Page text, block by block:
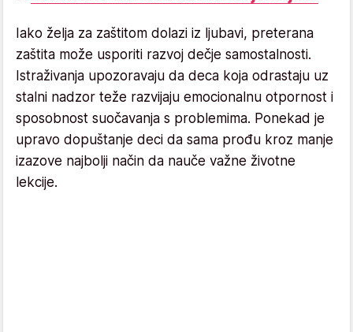
Iako želja za zaštitom dolazi iz ljubavi, preterana
zaštita može usporiti razvoj dečje samostalnosti.
Istraživanja upozoravaju da deca koja odrastaju uz
stalni nadzor teže razvijaju emocionalnu otpornost i
sposobnost suočavanja s problemima. Ponekad je
upravo dopuštanje deci da sama prođu kroz manje
izazove najbolji način da nauče važne životne
lekcije.